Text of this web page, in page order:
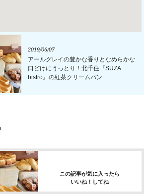
2019/06/07
アールグレイの豊かな香りとなめらかな
口どけにうっとり！北千住『SUZA
bistro』の紅茶クリームパン
この記事が気に入ったら
いいね！してね